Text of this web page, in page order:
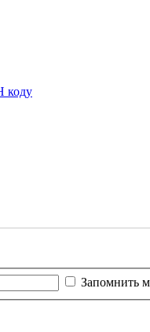
коду
Запомнить